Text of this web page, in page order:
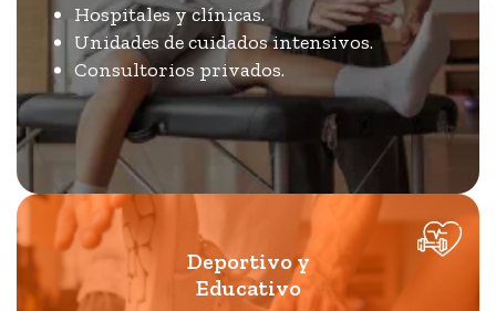
Hospitales y clínicas.
Unidades de cuidados intensivos.
Consultorios privados.
Deportivo y
Educativo